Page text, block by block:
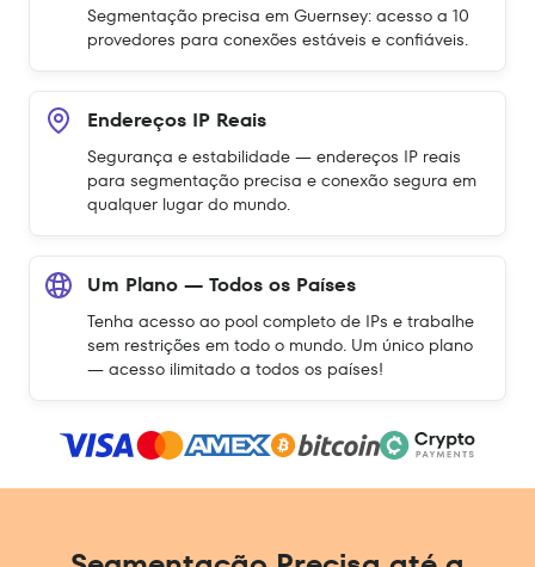
Segmentação precisa em Guernsey: acesso a 10
provedores para conexões estáveis e confiáveis.
Endereços IP Reais
Segurança e estabilidade — endereços IP reais
para segmentação precisa e conexão segura em
qualquer lugar do mundo.
Um Plano — Todos os Países
Tenha acesso ao pool completo de IPs e trabalhe
sem restrições em todo o mundo. Um único plano
— acesso ilimitado a todos os países!